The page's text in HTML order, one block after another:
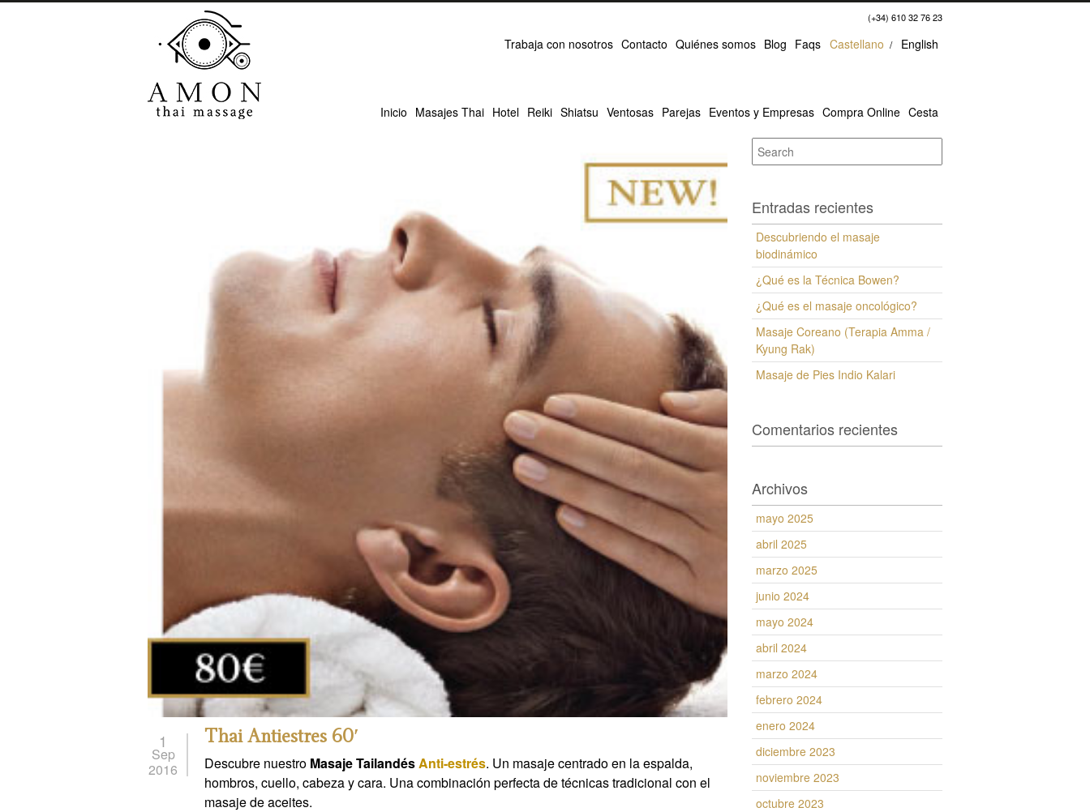
Inicio Masajes Thai Hotel Reiki Shiatsu Ventosas Parejas Eventos y Empresas Compra Online Cesta
(+34) 610 32 76 23
Trabaja con nosotros Contacto Quiénes somos Blog Faqs Castellano English
1
Sep
2016
Thai Antiestres 60′
Descubre nuestro Masaje TailandésAnti-estrés. Un masaje centrado en la espalda,
hombros, cuello, cabeza y cara. Una combinación perfecta de técnicas tradicional con el
masaje de aceites.
Entradas recientes
Descubriendo el masaje
biodinámico
¿Qué es la Técnica Bowen?
¿Qué es el masaje oncológico?
Masaje Coreano (Terapia Amma /
Kyung Rak)
Masaje de Pies Indio Kalari
Comentarios recientes
Archivos
mayo 2025
abril 2025
marzo 2025
junio 2024
mayo 2024
abril 2024
marzo 2024
febrero 2024
enero 2024
diciembre 2023
noviembre 2023
octubre 2023